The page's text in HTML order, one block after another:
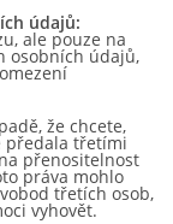
údajů:
ale pouze na
osobních údajů,
že chcete,
předala třetími
přenositelnost
práva mohlo
třetích osob,
vyhovět.